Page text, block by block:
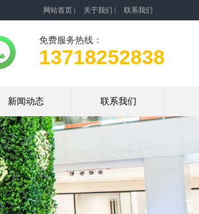
网站首页 关于我们 联系我们
免费服务热线：
13718252838
新闻动态 联系我们